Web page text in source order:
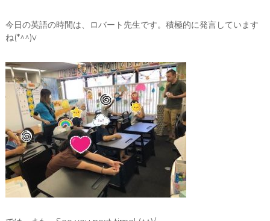
今日の英語の時間は、ロバート先生です。積極的に発言しています
ね(*^^)v